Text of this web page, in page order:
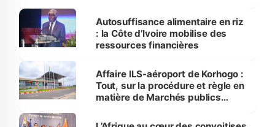
Autosuffisance alimentaire en riz
: la Côte d’Ivoire mobilise des
ressources financières
Affaire ILS-aéroport de Korhogo :
Tout, sur la procédure et règle en
matière de Marchés publics